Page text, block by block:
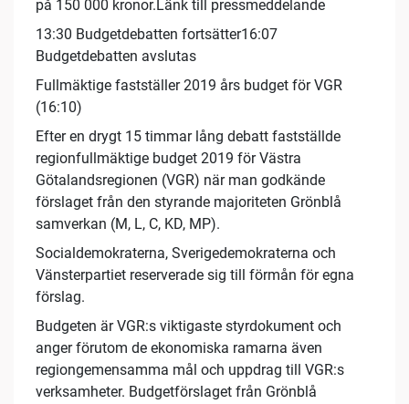
på 150 000 kronor.Länk till pressmeddelande
13:30 Budgetdebatten fortsätter16:07
Budgetdebatten avslutas
Fullmäktige fastställer 2019 års budget för VGR
(16:10)
Efter en drygt 15 timmar lång debatt fastställde
regionfullmäktige budget 2019 för Västra
Götalandsregionen (VGR) när man godkände
förslaget från den styrande majoriteten Grönblå
samverkan (M, L, C, KD, MP).
Socialdemokraterna, Sverigedemokraterna och
Vänsterpartiet reserverade sig till förmån för egna
förslag.
Budgeten är VGR:s viktigaste styrdokument och
anger förutom de ekonomiska ramarna även
regiongemensamma mål och uppdrag till VGR:s
verksamheter. Budgetförslaget från Grönblå